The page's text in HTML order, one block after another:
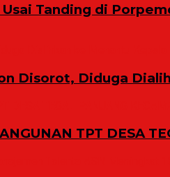
Tanding di
Disorot, Diduga
TPT DESA